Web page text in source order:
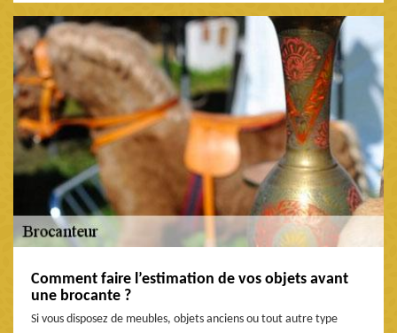
Comment faire l’estimation de vos objets avant
une brocante ?
Si vous disposez de meubles, objets anciens ou tout autre type